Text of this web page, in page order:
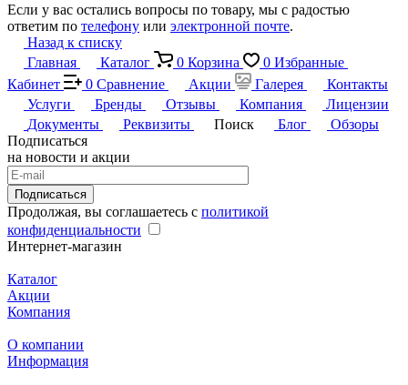
Если у вас остались вопросы по товару, мы с радостью
ответим по телефону или электронной почте.
Назад к списку
Главная
Каталог 0 Корзина 0 Избранные
Кабинет
0 Сравнение Акции Галерея
Контакты
Услуги
Бренды Отзывы Компания
Лицензии
Документы
Реквизиты Поиск Блог
Обзоры
Подписаться
на новости и акции
Подписаться
Продолжая, вы соглашаетесь с политикой
конфиденциальности
Интернет-магазин
Каталог
Акции
Компания
О компании
Информация